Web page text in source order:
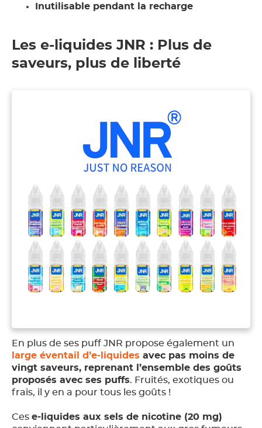
Inutilisable pendant la recharge
Les e-liquides JNR : Plus de
saveurs, plus de liberté
En plus de ses puff JNR propose également un
large éventail d’e-liquides avec pas moins de
vingt saveurs, reprenant l’ensemble des goûts
proposés avec ses puffs. Fruités, exotiques ou
frais, il y en a pour tous les goûts !
Ces e-liquides aux sels de nicotine (20 mg)